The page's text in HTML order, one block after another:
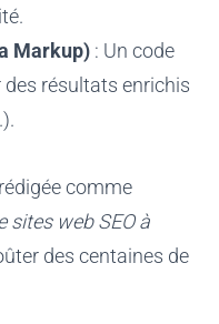
Markup) : Un code
résultats enrichis
comme
sites web SEO à
des centaines de